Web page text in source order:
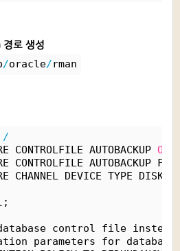
로 생성
/oracle/rman
/
CONTROLFILE AUTOBACKUP ON
CONTROLFILE AUTOBACKUP
CHANNEL DEVICE TYPE DISK
control file instead
parameters for database